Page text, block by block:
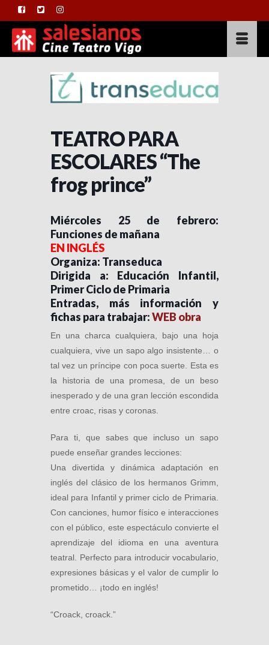
TEATRO PARA
ESCOLARES “The
frog prince”
Miércoles 25 de febrero:
Funciones de mañana
EN INGLÉS
Organiza: Transeduca
Dirigida a: Educación Infantil,
Primer Ciclo de Primaria
Entradas, más información y
fichas para trabajar:WEB obra
En una charca cualquiera, bajo una hoja
cualquiera, vive un sapo algo insistente… o
tal vez un príncipe con poca suerte. Esta es
la historia de una promesa, de un beso
inesperado y de una gran lección escondida
entre croac, risas y coronas.
Para ti, que sabes que incluso un sapo
puede enseñar grandes lecciones:
Una divertida y dinámica adaptación en
inglés del clásico de los hermanos Grimm,
ideal para Infantil y primer ciclo de Primaria.
Con canciones, humor físico e interacciones
con el público, este espectáculo convierte el
aprendizaje del idioma en una aventura
teatral. Perfecto para introducir vocabulario,
expresiones básicas y el valor de cumplir lo
prometido… ¡todo en inglés!
“Croack, croack.”